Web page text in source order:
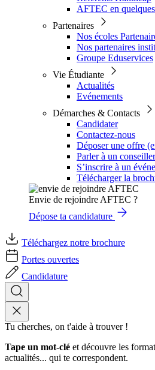
AFTEC en
Partenaires
Nos écoles
Nos partenaires
Groupe Eduservices
Vie Étudiante
Actualités
Evénements
Démarches & Contacts
Candidater
Contactez-nous
Déposer une offre
Parler à un conseiller
S’inscrire à un
Télécharger la
Envie de rejoindre AFTEC ?
Dépose ta candidature
Téléchargez notre brochure
Portes ouvertes
Candidature
Tu cherches, on t'aide à trouver !
Tape un mot-clé et découvre les
actualités... qui te correspondent.